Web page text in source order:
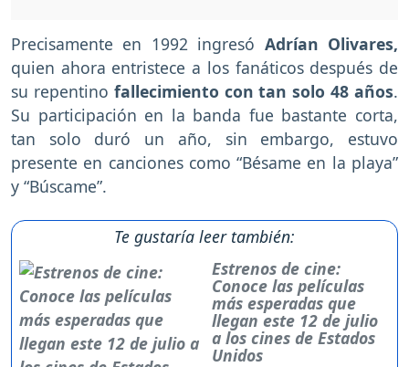
Precisamente en 1992 ingresó Adrían Olivares,
quien ahora entristece a los fanáticos después de
su repentino fallecimiento con tan solo 48 años.
Su participación en la banda fue bastante corta,
tan solo duró un año, sin embargo, estuvo
presente en canciones como “Bésame en la playa”
y “Búscame”.
Te gustaría leer también:
Estrenos de cine:
Conoce las películas
más esperadas que
llegan este 12 de julio
a los cines de Estados
Unidos